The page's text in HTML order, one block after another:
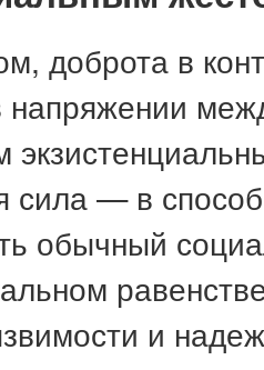
доброта в
напряжении
сила — в
обычный
и